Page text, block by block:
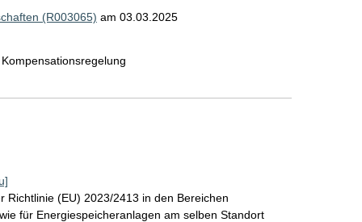
(R003065) am 03.03.2025
Richtlinie (EU) 2023/2413 in den Bereichen
für Energiespeicheranlagen am selben Standort